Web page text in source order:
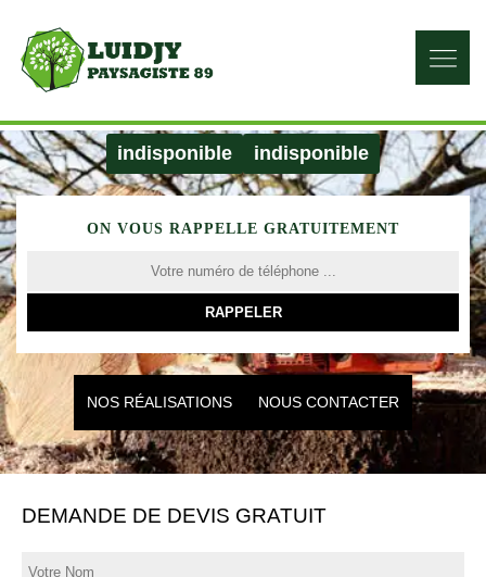
indisponible indisponible
ON VOUS RAPPELLE GRATUITEMENT
NOS RÉALISATIONS NOUS CONTACTER
DEMANDE DE DEVIS GRATUIT